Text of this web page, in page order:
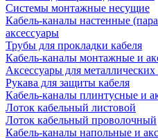
Системы монтажные несущие
Кабель-каналы настенные
аксессуары
Трубы для прокладки кабеля
Кабель-каналы монтажные и
Аксессуары для
Рукава для защиты кабеля
Кабель-каналы плинтусные и
Лоток кабельный листовой
Лоток кабельный проволочный
Кабель-каналы напольные и